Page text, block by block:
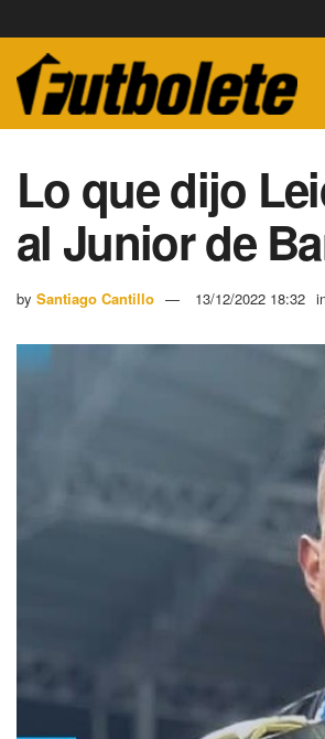
Lo que dijo
al Junior de
by Santiago Cantillo 13/12/2022 18:32